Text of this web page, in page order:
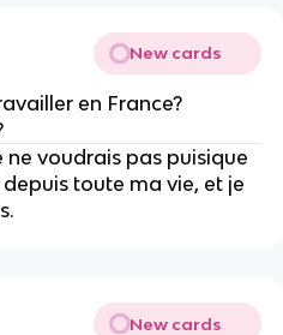
New cards
en France?
voudrais pas puisique
toute ma vie, et je
New cards